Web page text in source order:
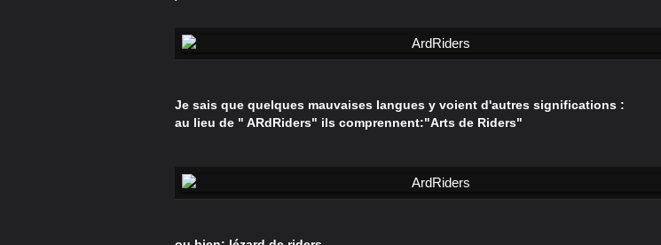
Je sais que quelques mauvaises langues y voient d'autres significations :
au lieu de " ARdRiders" ils comprennent:"Arts de Riders"